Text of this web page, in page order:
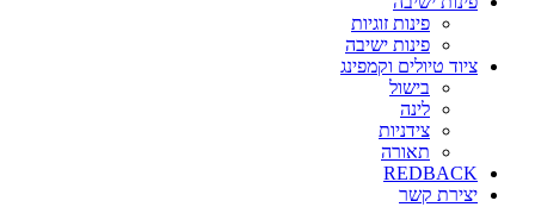
פינות זוגיות
פינות ישיבה
ציוד טיולים וקמפינג
בישול
לינה
צידניות
תאורה
REDBACK
יצירת קשר